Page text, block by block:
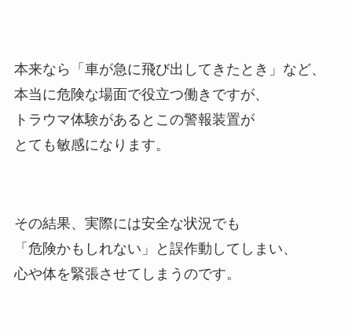
本来なら「車が急に飛び出してきたとき」など、
本当に危険な場面で役立つ働きですが、
トラウマ体験があるとこの警報装置が
とても敏感になります。
その結果、実際には安全な状況でも
「危険かもしれない」と誤作動してしまい、
心や体を緊張させてしまうのです。